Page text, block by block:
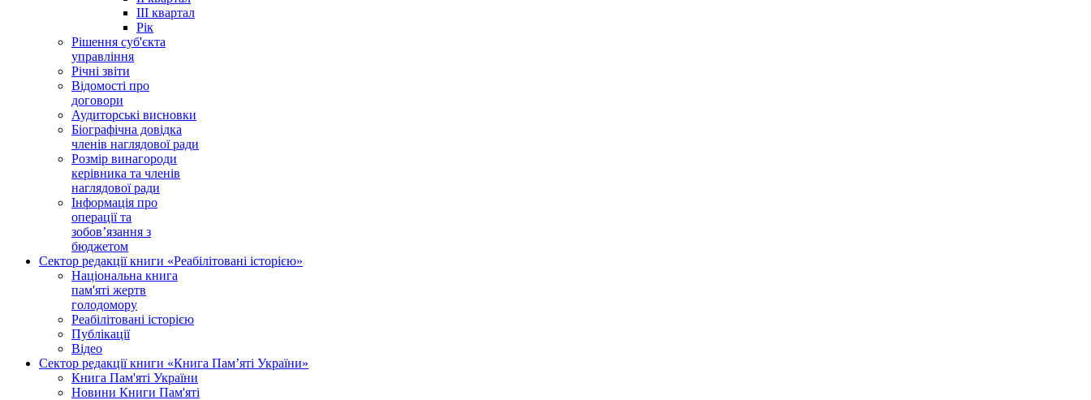
III квартал
Рік
Рішення суб'єкта
управління
Річні звіти
Відомості про
договори
Аудиторські висновки
Біографічна довідка
членів наглядової ради
Розмір винагороди
керівника та членів
наглядової ради
Інформація про
операції та
зобов’язання з
бюджетом
Сектор редакції книги «Реабілітовані історією»
Національна книга
пам'яті жертв
голодомору
Реабілітовані історією
Публікації
Відео
Сектор редакції книги «Книга Пам’яті України»
Книга Пам'яті України
Новини Книги Пам'яті